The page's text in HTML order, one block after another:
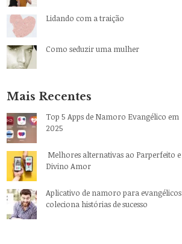
Lidando com a traição
Como seduzir uma mulher
Mais Recentes
Top 5 Apps de Namoro Evangélico em
2025
Melhores alternativas ao Parperfeito e
Divino Amor
Aplicativo de namoro para evangélicos
coleciona histórias de sucesso